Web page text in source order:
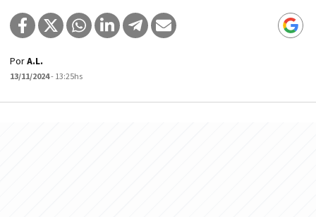
PorA.L.
13/11/2024- 13:25hs